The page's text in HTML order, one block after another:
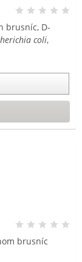
brusníc, D-
coli,
brusníc